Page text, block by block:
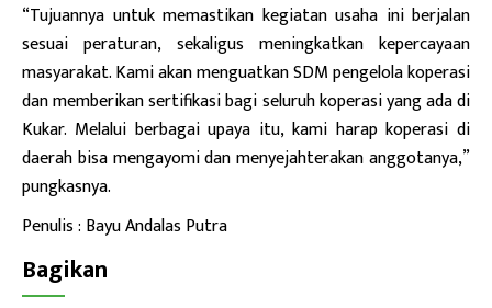
“Tujuannya untuk memastikan kegiatan usaha ini berjalan
sesuai peraturan, sekaligus meningkatkan kepercayaan
masyarakat. Kami akan menguatkan SDM pengelola koperasi
dan memberikan sertifikasi bagi seluruh koperasi yang ada di
Kukar. Melalui berbagai upaya itu, kami harap koperasi di
daerah bisa mengayomi dan menyejahterakan anggotanya,”
pungkasnya.
Penulis : Bayu Andalas Putra
Bagikan